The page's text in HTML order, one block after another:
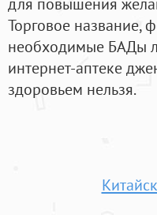
Торговое название,
необходимые БАДы
интернет-аптеке
здоровьем нельзя.